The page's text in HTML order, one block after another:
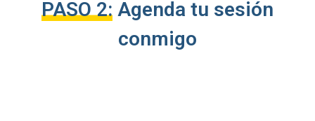
PASO 2: Agenda tu sesión
conmigo